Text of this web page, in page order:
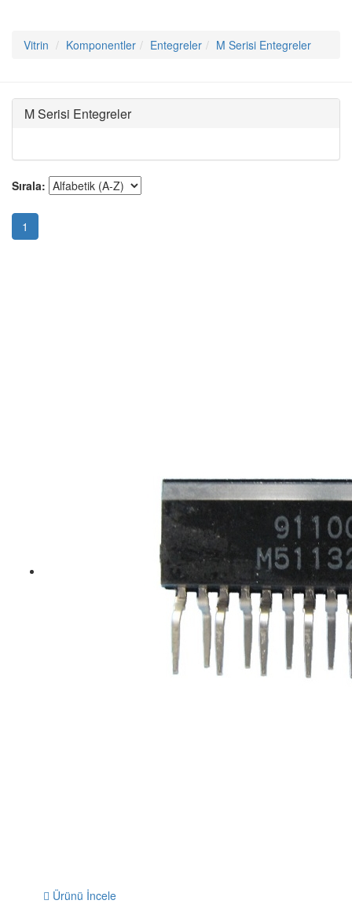
Vitrin Komponentler Entegreler M Serisi Entegreler
M Serisi Entegreler
Sırala:
1
Ürünü İncele